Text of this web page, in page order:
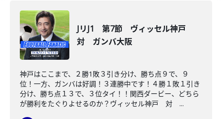
JリJ1 第7節 ヴィッセル神戸
対 ガンバ大阪
神戸はここまで、２勝1敗３引き分け、勝ち点９で、９
位！一方、ガンバは好調！３連勝中です！４勝１敗１引き
分け、勝ち点１３で、３位タイ！！関西ダービー、どちら
が勝利をたぐりよせるのか？ヴィッセル神戸 対 ...